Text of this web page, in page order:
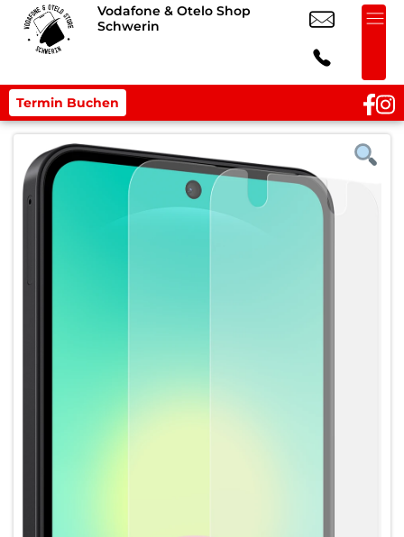
Vodafone & Otelo Shop
Schwerin
Termin Buchen